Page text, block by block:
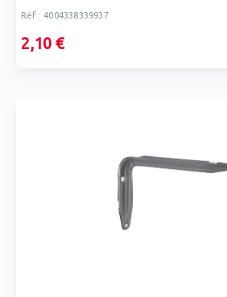
Réf : 4004338339937
2,10 €